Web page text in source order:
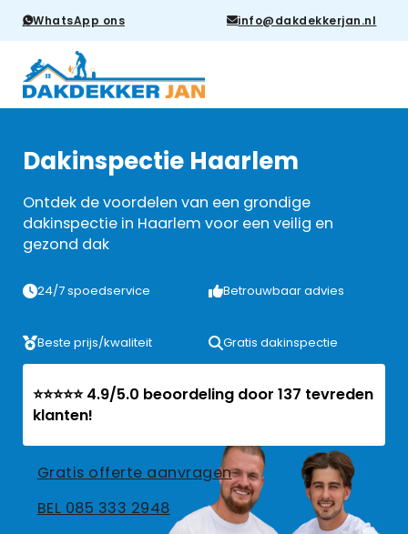
WhatsApp ons info@dakdekkerjan.nl
Dakinspectie Haarlem
Ontdek de voordelen van een grondige
dakinspectie in Haarlem voor een veilig en
gezond dak
24/7 spoedservice Betrouwbaar advies
Beste prijs/kwaliteit Gratis dakinspectie
⭐⭐⭐⭐⭐ 4.9/5.0 beoordeling door 137 tevreden
klanten!
Gratis offerte aanvragen
BEL 085 333 2948